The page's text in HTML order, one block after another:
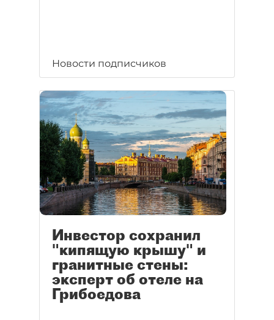
Новости подписчиков
Инвестор сохранил
"кипящую крышу" и
гранитные стены:
эксперт об отеле на
Грибоедова